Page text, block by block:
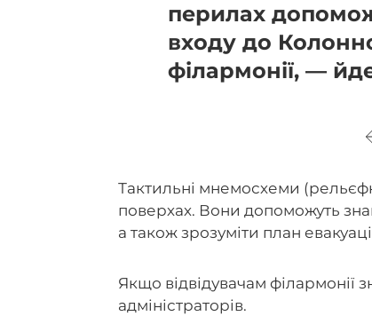
перилах
входу до
філармонії, —
Тактильні мнемосхеми
поверхах. Вони допоможуть
а також зрозуміти план
Якщо відвідувачам філармонії
адміністраторів.